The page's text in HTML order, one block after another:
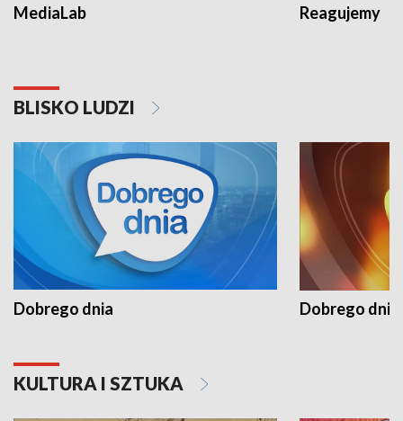
MediaLab Reagujemy
BLISKO LUDZI
Dobrego dnia Dobrego dnia
KULTURA I SZTUKA